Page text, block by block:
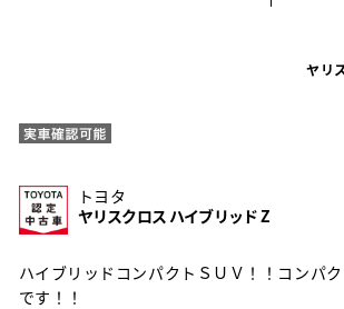
ヤリ
トヨタ
ヤリスクロス ハイブリッド Z
ハイブリッドコンパクトＳＵＶ！！コンパ
です！！